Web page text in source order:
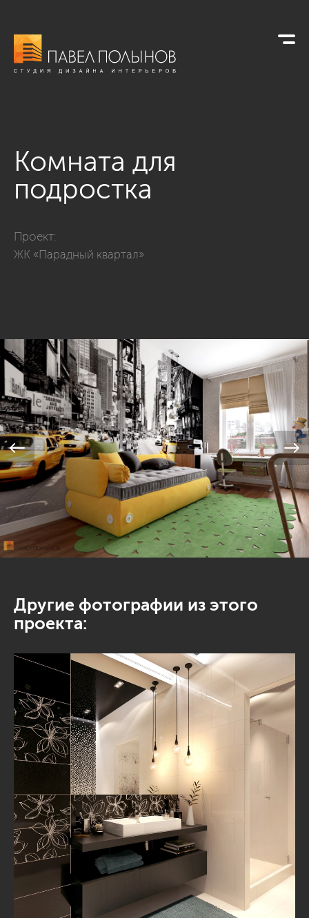
Комната для
подростка
Проект:
ЖК «Парадный квартал»
Другие фотографии из этого
проекта: